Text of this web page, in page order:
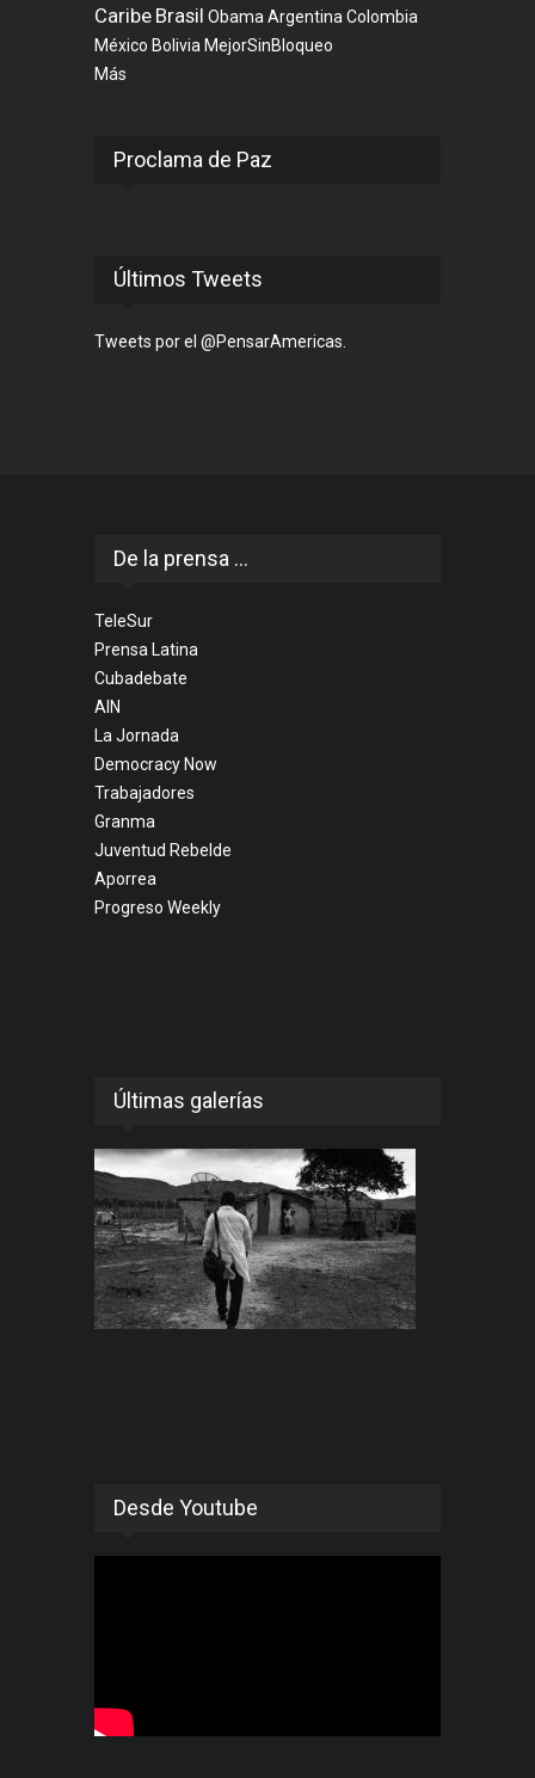
Caribe Brasil Obama Argentina Colombia
México Bolivia MejorSinBloqueo
Más
Proclama de Paz
Últimos Tweets
Tweets por el @PensarAmericas.
De la prensa ...
TeleSur
Prensa Latina
Cubadebate
AIN
La Jornada
Democracy Now
Trabajadores
Granma
Juventud Rebelde
Aporrea
Progreso Weekly
Últimas galerías
Desde Youtube